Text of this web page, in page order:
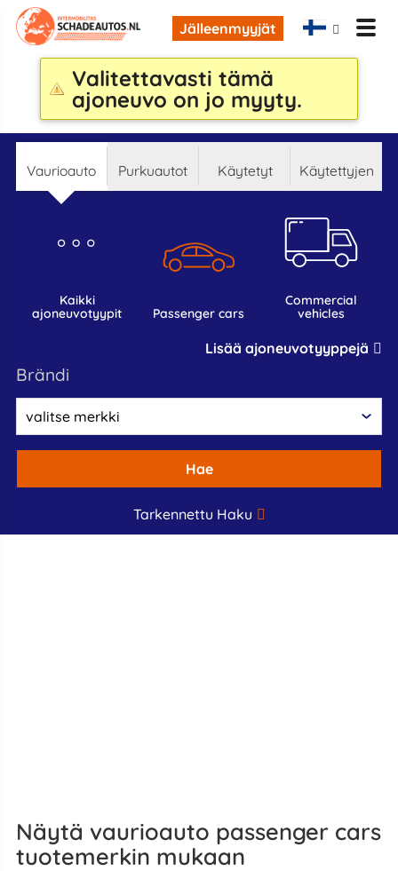
Jälleenmyyjät
Valitettavasti tämä
ajoneuvo on jo myyty.
Vaurioauto Purkuautot Käytetyt Käytettyjen
kaikki
ajoneuvotyypit
passenger cars
commercial
vehicles
Lisää ajoneuvotyyppejä
Brändi
Hae
Tarkennettu Haku
Näytä vaurioauto passenger cars
tuotemerkin mukaan